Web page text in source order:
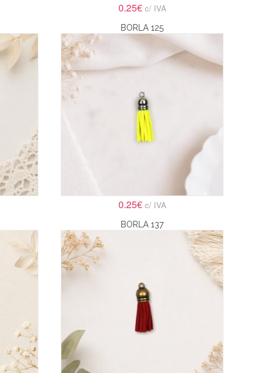
0.25€ c/ IVA
BORLA 125
0.25€ c/ IVA
BORLA 137